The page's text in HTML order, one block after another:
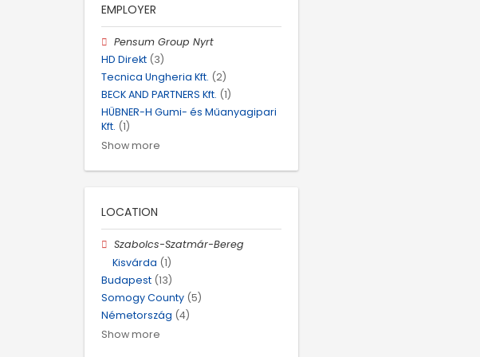
EMPLOYER
Pensum Group Nyrt
HD Direkt (3)
Tecnica Ungheria Kft. (2)
BECK AND PARTNERS Kft. (1)
HÜBNER-H Gumi- és Műanyagipari
Kft. (1)
Show more
LOCATION
Szabolcs-Szatmár-Bereg
Kisvárda (1)
Budapest (13)
Somogy County (5)
Németország (4)
Show more